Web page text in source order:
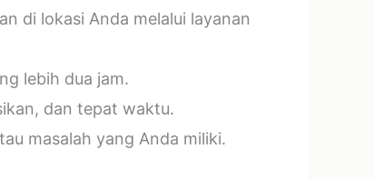
di lokasi Anda melalui layanan
lebih dua jam.
dan tepat waktu.
masalah yang Anda miliki.